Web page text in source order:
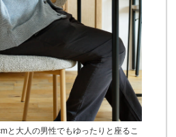
と大人の男性でもゆったりと座るこ